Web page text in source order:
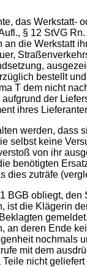
das
§ 12 StVG
die Werkstatt
bestellt
T dem nicht
der
ihres
werden, dass
selbst keine
von ihr
benötigten
dies zuträfe
BGB obliegt,
ist die Klägerin
an deren Ende
nochmals
mit dem
nicht